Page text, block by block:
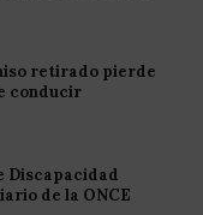
retirado pierde
conducir
Discapacidad
de la ONCE